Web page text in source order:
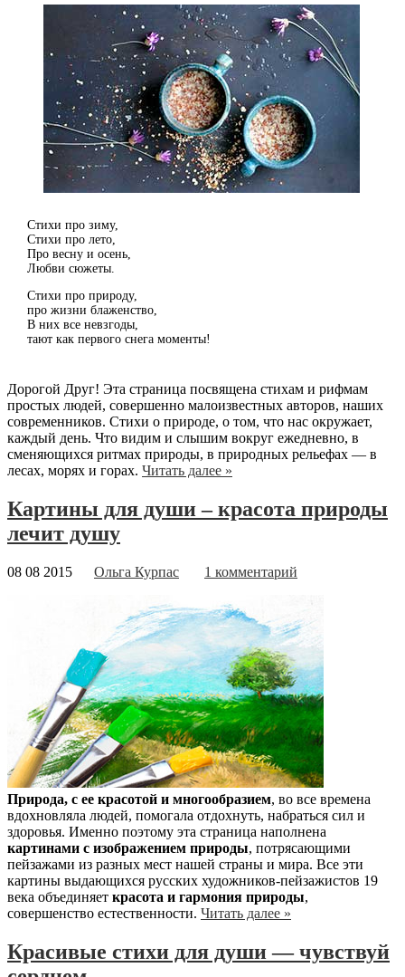
Стихи про зиму,
Стихи про лето,
Про весну и осень,
Любви сюжеты.
Стихи про природу,
про жизни блаженство,
В них все невзгоды,
тают как первого снега моменты!
Дорогой Друг! Эта страница посвящена стихам и рифмам
простых людей, совершенно малоизвестных авторов, наших
современников. Стихи о природе, о том, что нас окружает,
каждый день. Что видим и слышим вокруг ежедневно, в
сменяющихся ритмах природы, в природных рельефах — в
лесах, морях и горах. Читать далее »
Картины для души – красота природы
лечит душу
08 08 2015 Ольга Курпас 1 комментарий
Природа, с ее красотой и многообразием, во все времена
вдохновляла людей, помогала отдохнуть, набраться сил и
здоровья. Именно поэтому эта страница наполнена
картинами с изображением природы, потрясающими
пейзажами из разных мест нашей страны и мира. Все эти
картины выдающихся русских художников-пейзажистов 19
века объединяет красота и гармония природы,
совершенство естественности. Читать далее »
Красивые стихи для души — чувствуй